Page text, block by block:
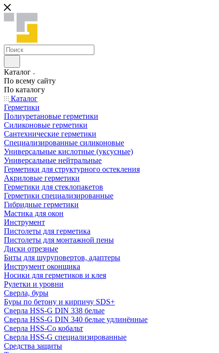
Каталог
По всему сайту
По каталогу
Каталог
Герметики
Полиуретановые герметики
Силиконовые герметики
Сантехнические герметики
Специализированные силиконовые
Универсальные кислотные (уксусные)
Универсальные нейтральные
Герметики для структурного остекления
Акриловые герметики
Герметики для стеклопакетов
Герметики специализированные
Гибридные герметики
Мастика для окон
Инструмент
Пистолеты для герметика
Пистолеты для монтажной пены
Диски отрезные
Биты для шуруповертов, адаптеры
Инструмент оконщика
Носики для герметиков и клея
Рулетки и уровни
Сверла, буры
Буры по бетону и кирпичу SDS+
Сверла HSS-G DIN 338 белые
Сверла HSS-G DIN 340 белые удлинённые
Сверла HSS-Co кобальт
Сверла HSS-G специализированные
Средства защиты